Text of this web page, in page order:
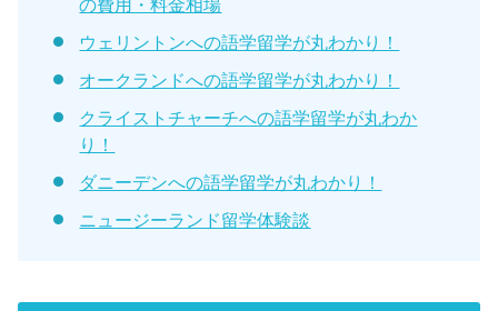
の費用・料金相場
ウェリントンへの語学留学が丸わかり！
オークランドへの語学留学が丸わかり！
クライストチャーチへの語学留学が丸わか
り！
ダニーデンへの語学留学が丸わかり！
ニュージーランド留学体験談